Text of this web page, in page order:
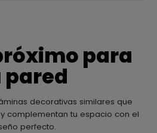
para
pared
decorativas similares que
complementan tu espacio con el
perfecto.